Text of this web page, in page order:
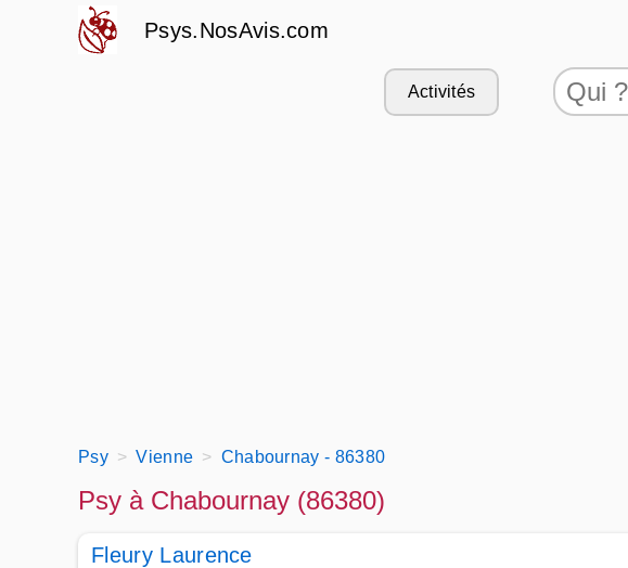
Psys.NosAvis.com
Activités
Psy Vienne Chabournay - 86380
Psy à Chabournay (86380)
Fleury Laurence